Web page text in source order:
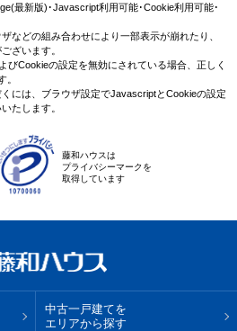
最新版)･Javascript利用可能･Cookie利用可能･
などの組み合わせにより一部表示が崩れたり、
ざいます。
Cookieの設定を無効にされている場合、正しく
。
には、ブラウザ設定でJavascriptとCookieの設定
たします。
藤和ハウスは
プライバシーマークを
取得しています
中古一戸建てを
エリアから探す